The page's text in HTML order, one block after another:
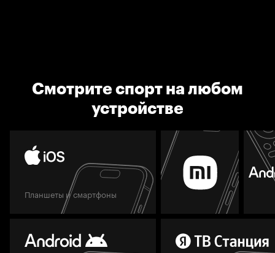
Смотрите спорт на любом
устройстве
Планшеты и смартфоны